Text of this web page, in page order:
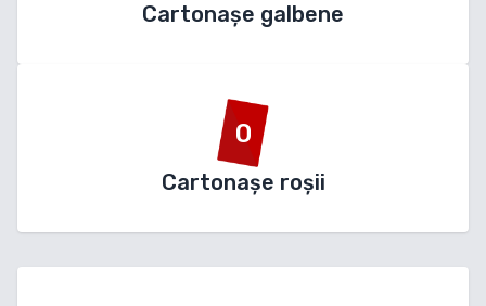
Cartonașe galbene
0
Cartonașe roșii